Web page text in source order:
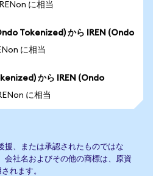
に相当
Tokenized) から IREN (Ondo
に相当
から IREN (Ondo
に相当
援、または承認されたものではな
会社名およびその他の商標は、原資
れます。